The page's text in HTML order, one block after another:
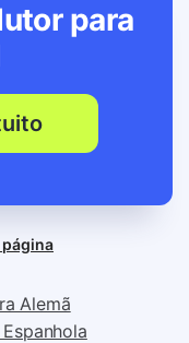
para
página